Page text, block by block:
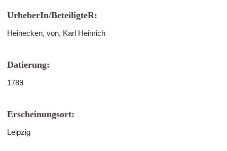
UrheberIn/BeteiligteR:
Heinecken, von, Karl Heinrich
Datierung:
1789
Erscheinungsort:
Leipzig